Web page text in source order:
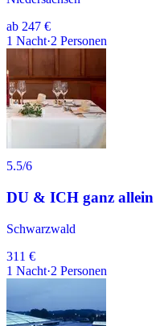
ab 247 €
1 Nacht·2 Personen
5.5/6
DU & ICH ganz allein
Schwarzwald
311 €
1 Nacht·2 Personen